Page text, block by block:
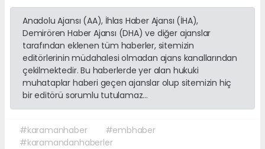
Anadolu Ajansı (AA), İhlas Haber Ajansı (İHA),
Demirören Haber Ajansı (DHA) ve diğer ajanslar
tarafından eklenen tüm haberler, sitemizin
editörlerinin müdahalesi olmadan ajans kanallarından
çekilmektedir. Bu haberlerde yer alan hukuki
muhataplar haberi geçen ajanslar olup sitemizin hiç
bir editörü sorumlu tutulamaz...
#karamanhaber
#embhaber
#karamandanhaberler